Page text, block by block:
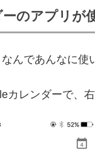
のアプリが
んであんなに使
カレンダーで、